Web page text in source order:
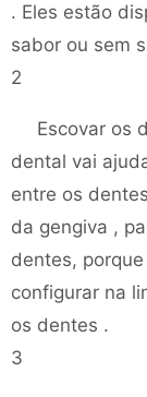
. Eles estão
sabor ou sem
2
Escovar os
dental vai
entre os
da gengiva ,
dentes,
configurar na
os dentes .
3